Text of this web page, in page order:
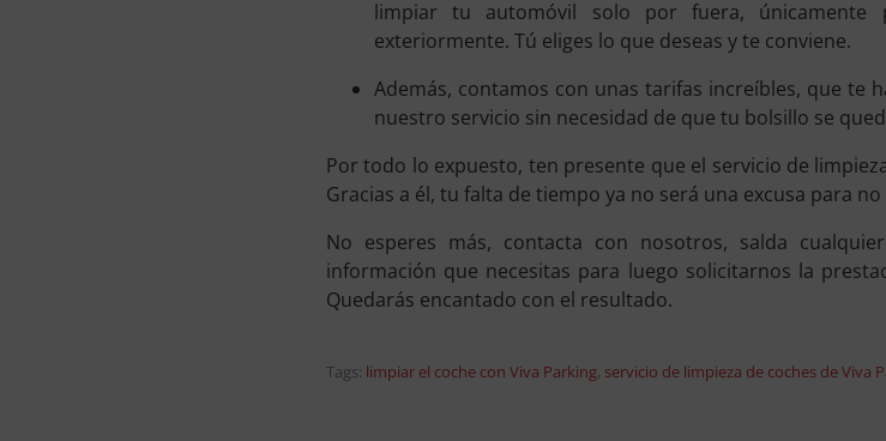
limpiar tu automóvil solo por fuera,
exteriormente. Tú eliges lo que deseas y te conviene.
Además, contamos con unas tarifas increíbles, que te
nuestro servicio sin necesidad de que tu bolsillo se
Por todo lo expuesto, ten presente que el servicio de
Gracias a él, tu falta de tiempo ya no será una excusa para
No esperes más, contacta con nosotros, salda
información que necesitas para luego solicitarnos la
Quedarás encantado con el resultado.
Tags: limpiar el coche con Viva Parking, servicio de limpieza de coches de Viva